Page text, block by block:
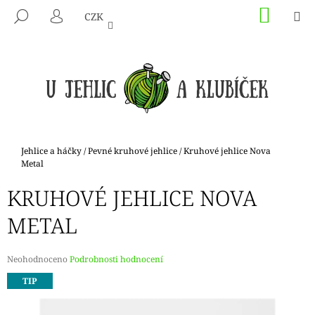
HLEDAT
PŘIHLÁŠENÍ
CZK KOŠÍK
Domů
Jehlice a háčky/Pevné kruhové jehlice/Kruhové jehlice Nova
Metal
KRUHOVÉ JEHLICE NOVA
METAL
Průměrné
hodnocení
produktu
NeohodnocenoPodrobnosti hodnocení
TIP
T
Ř
E
B
U
J
E
T
E